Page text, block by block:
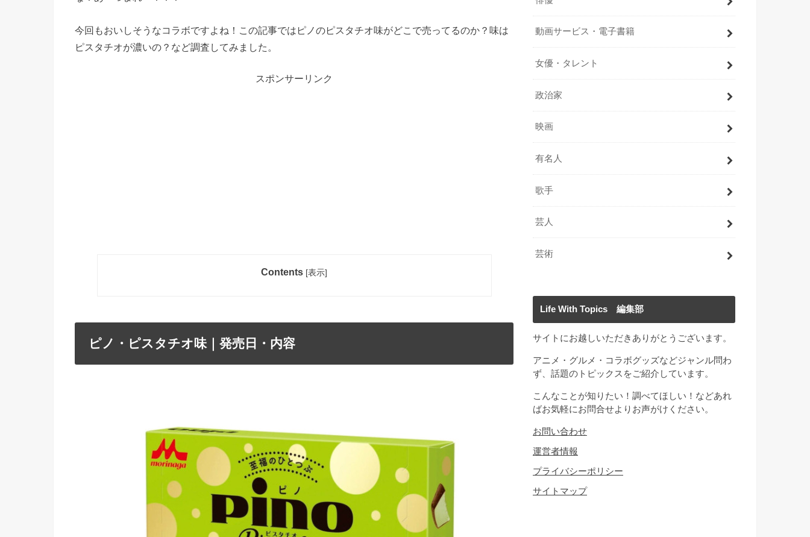
今回もおいしそうなコラボですよね！この記事ではピノのピスタチオ味がどこで売ってるのか？味は
ピスタチオが濃いの？など調査してみました。
スポンサーリンク
Contents [表示]
ピノ・ピスタチオ味｜発売日・内容
動画サービス・電子書籍
女優・タレント
政治家
映画
有名人
歌手
芸人
芸術
Life With Topics 編集部
サイトにお越しいただきありがとうございます。
アニメ・グルメ・コラボグッズなどジャンル問わ
ず、話題のトピックスをご紹介しています。
こんなことが知りたい！調べてほしい！などあれ
ばお気軽にお問合せよりお声がけください。
お問い合わせ
運営者情報
プライバシーポリシー
サイトマップ